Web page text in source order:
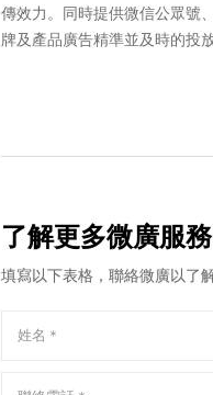
傳效力。同時提供微信公眾號
牌及產品廣告精準並及時的投
了解更多微廣服務
填寫以下表格，聯絡微廣以了